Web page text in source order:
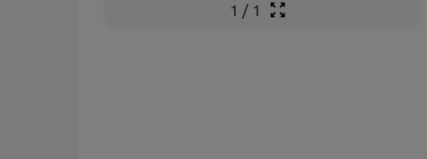
1 / 1